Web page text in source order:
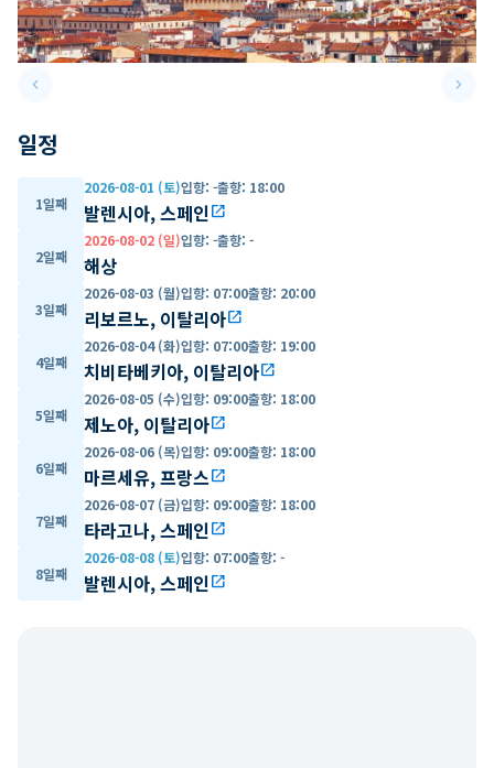
keyboard_arrow_leftPrevious slide keyboard_arrow_right
일정
1일째
2026-08-01 (토)입항: -출항: 18:00
발렌시아, 스페인open_in_new
2일째
2026-08-02 (일)입항: -출항: -
해상
3일째
2026-08-03 (월)입항: 07:00출항: 20:00
리보르노, 이탈리아open_in_new
4일째
2026-08-04 (화)입항: 07:00출항: 19:00
치비타베키아, 이탈리아open_in_new
5일째
2026-08-05 (수)입항: 09:00출항: 18:00
제노아, 이탈리아open_in_new
6일째
2026-08-06 (목)입항: 09:00출항: 18:00
마르세유, 프랑스open_in_new
7일째
2026-08-07 (금)입항: 09:00출항: 18:00
타라고나, 스페인open_in_new
8일째
2026-08-08 (토)입항: 07:00출항: -
발렌시아, 스페인open_in_new